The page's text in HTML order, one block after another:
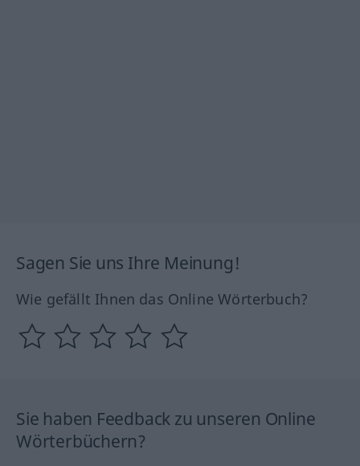
Sagen Sie uns Ihre Meinung!
Wie gefällt Ihnen das Online Wörterbuch?
Sie haben Feedback zu unseren Online
Wörterbüchern?